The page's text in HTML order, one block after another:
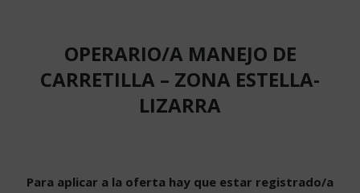
OPERARIO/A MANEJO DE
CARRETILLA – ZONA ESTELLA-
LIZARRA
Para aplicar a la oferta hay que estar registrado/a